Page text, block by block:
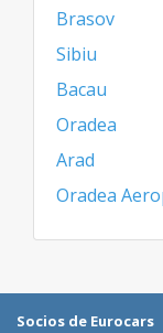
Brasov
Sibiu
Bacau
Oradea
Arad
Oradea
Socios de Eurocars